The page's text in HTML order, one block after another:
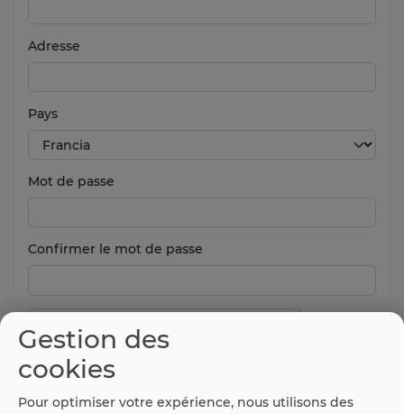
Adresse
Pays
Mot de passe
Confirmer le mot de passe
Gestion des
cookies
Pour optimiser votre expérience, nous utilisons des